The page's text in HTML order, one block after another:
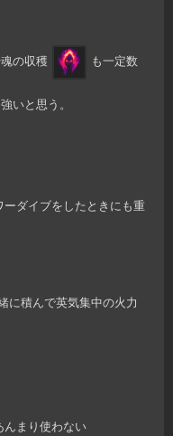
の収穫 も一定数
いと思う。
ダイブをしたときにも重
に積んで英気集中の火力
んまり使わない